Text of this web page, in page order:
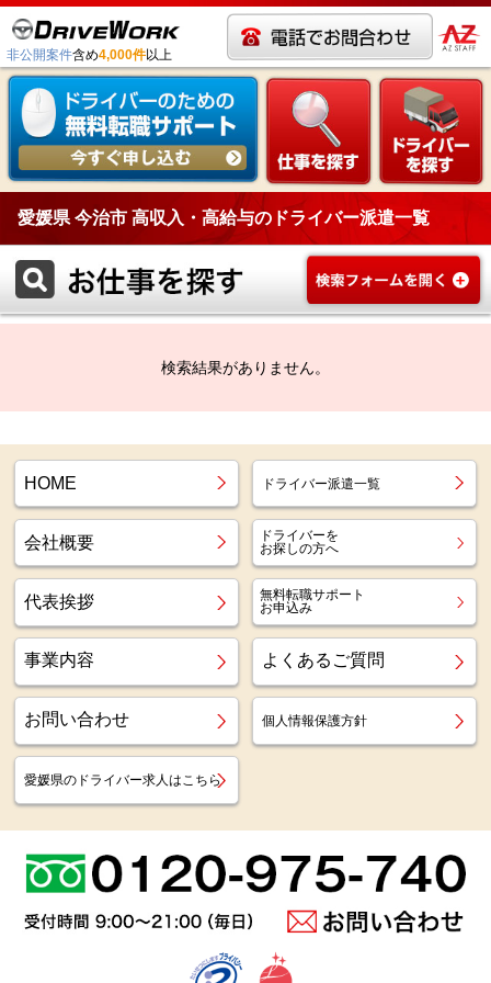
非公開案件含め4,000件以上
愛媛県 今治市 高収入・高給与のドライバー派遣一覧
検索結果がありません。
HOME ドライバー派遣一覧
会社概要
ドライバーを
お探しの方へ
代表挨拶
無料転職サポート
お申込み
事業内容 よくあるご質問
お問い合わせ 個人情報保護方針
愛媛県のドライバー求人はこちら